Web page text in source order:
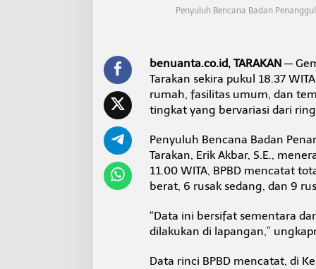
p
a
S
R
d
i
r
a
k
a
Penyuluh Bencana Badan
benuanta.co.id, TARAKAN—
Tarakan sekira pukul 18.37
rumah, fasilitas umum, dan
tingkat yang bervariasi dari
Penyuluh Bencana Badan
Tarakan, Erik Akbar, S.E.,
11.00 WITA, BPBD mencatat
berat, 6 rusak sedang, dan 9
“Data ini bersifat sementara
dilakukan di lapangan,”
Data rinci BPBD mencatat, di